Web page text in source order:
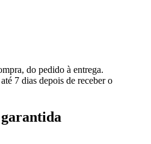
do pedido à entrega.
7 dias depois de receber o